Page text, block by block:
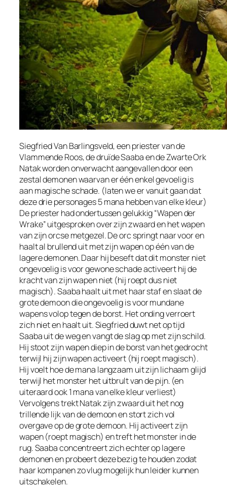
Siegfried Van Barlingsveld, een priester van de
Vlammende Roos, de druïde Saaba en de Zwarte Ork
Natak worden onverwacht aangevallen door een
zestal demonen waarvan er één enkel gevoelig is
aan magische schade. (laten we er vanuit gaan dat
deze drie personages 5 mana hebben van elke kleur)
De priester had ondertussen gelukkig “Wapen der
Wrake” uitgesproken over zijn zwaard en het wapen
van zijn orcse metgezel. De orc springt naar voor en
haalt al brullend uit met zijn wapen op één van de
lagere demonen. Daar hij beseft dat dit monster niet
ongevoelig is voor gewone schade activeert hij de
kracht van zijn wapen niet (hij roept dus niet
magisch). Saaba haalt uit met haar staf en slaat de
grote demoon die ongevoelig is voor mundane
wapens volop tegen de borst. Het onding verroert
zich niet en haalt uit. Siegfried duwt net op tijd
Saaba uit de weg en vangt de slag op met zijn schild.
Hij stoot zijn wapen diep in de borst van het gedrocht
terwijl hij zijn wapen activeert (hij roept magisch).
Hij voelt hoe de mana langzaam uit zijn lichaam glijd
terwijl het monster het uitbrult van de pijn. (en
uiteraard ook 1 mana van elke kleur verliest)
Vervolgens trekt Natak zijn zwaard uit het nog
trillende lijk van de demoon en stort zich vol
overgave op de grote demoon. Hij activeert zijn
wapen (roept magisch) en treft het monster in de
rug. Saaba concentreert zich echter op lagere
demonen en probeert deze bezig te houden zodat
haar kompanen zo vlug mogelijk hun leider kunnen
uitschakelen.